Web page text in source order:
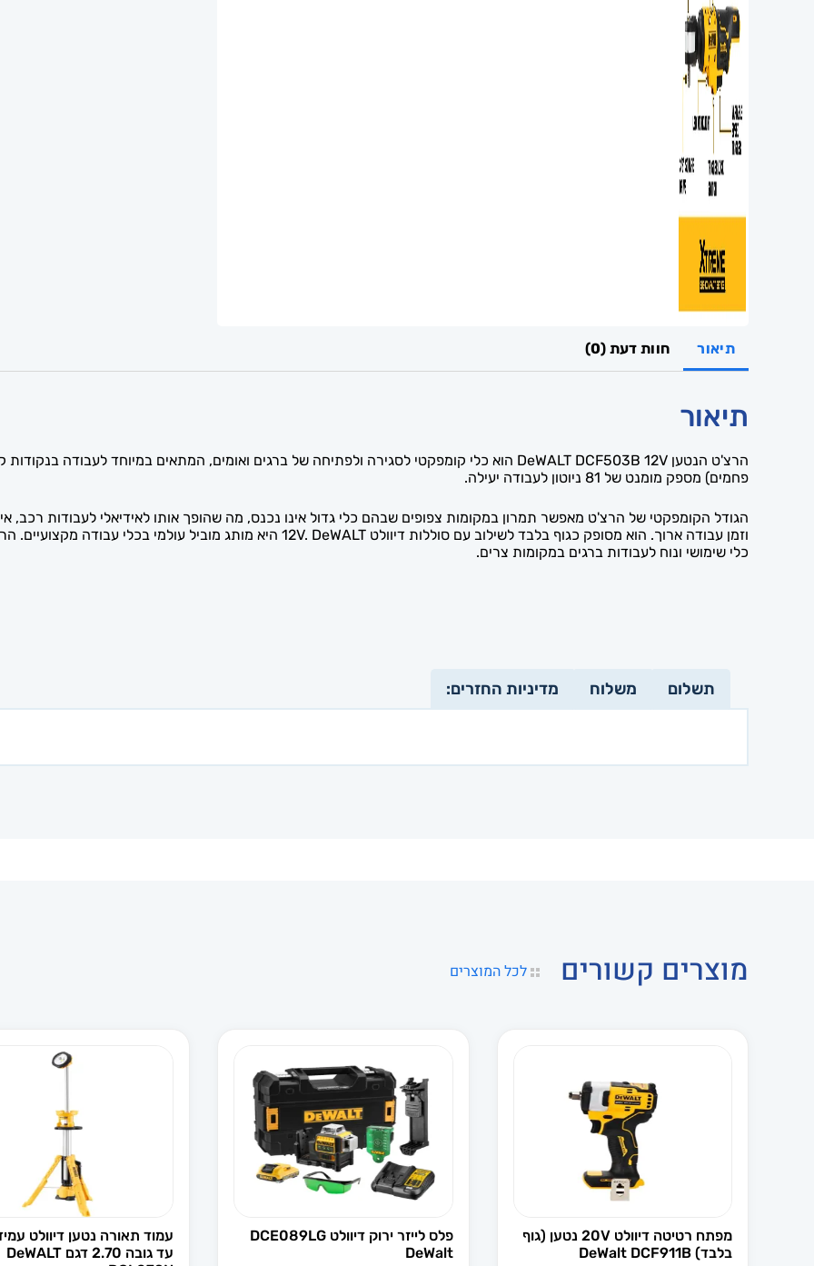
תיאור חוות דעת (0)
תיאור
פחמים) מספק מומנט של 81 ניוטון לעבודה יעילה.
הגודל הקומפקטי של הרצ'ט מאפשר תמרון במקומות צפופים שבהם כלי גדול אינו נכנס, מה שהופך אותו לאידיאלי לעבודות רכב,
כלי שימושי ונוח לעבודות ברגים במקומות צרים.
תשלום משלוח מדיניות החזרים:
מוצרים קשורים לכל המוצרים
מפתח רטיטה דיוולט 20V נטען (גוף
בלבד) DeWalt DCF911B
פלס לייזר ירוק דיוולט DCE089LG
DeWalt
עמוד תאורה נטען דיוולט
עד גובה 2.70 דגם DeWALT